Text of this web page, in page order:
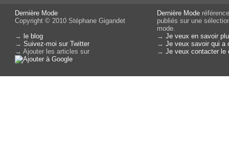
Dernière Mode
Copyright © 2010 Stéphane Gigandet
→
le blog
→Suivez-moi sur Twitter
→ Ajouter les articles sur
Dernière Mode
publiés sur une
mode.
→Je veux en savoir
→Je veux savoir qui a
→Je veux contacter le